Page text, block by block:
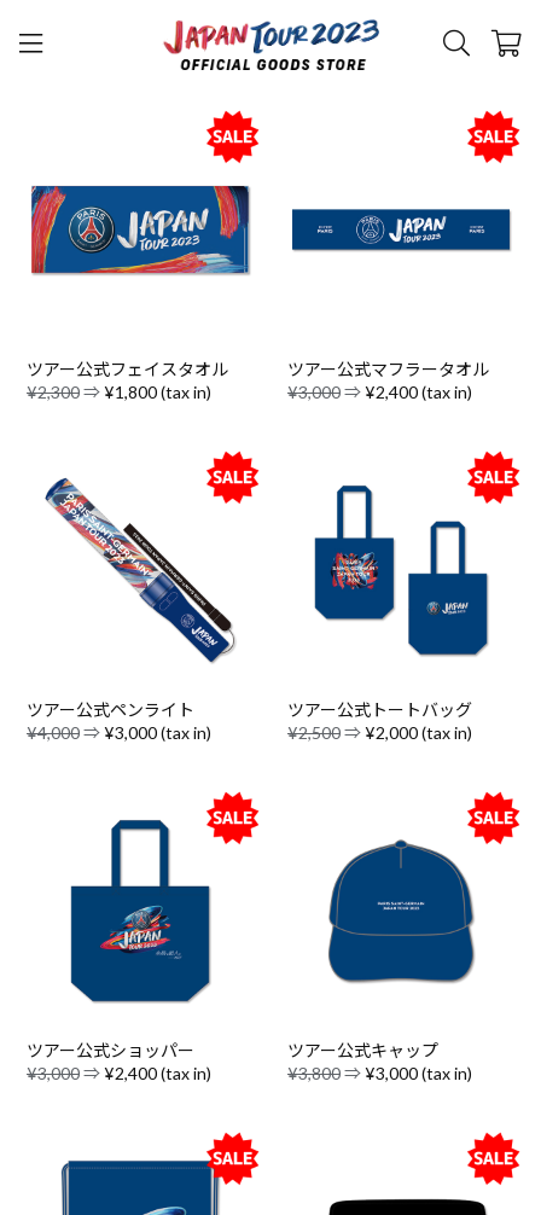
ツアー公式フェイスタオル
¥2,300⇒¥1,800 (tax in)
ツアー公式マフラータオル
¥3,000⇒¥2,400 (tax in)
ツアー公式ペンライト
¥4,000⇒¥3,000 (tax in)
ツアー公式トートバッグ
¥2,500⇒¥2,000 (tax in)
ツアー公式ショッパー
¥3,000⇒¥2,400 (tax in)
ツアー公式キャップ
¥3,800⇒¥3,000 (tax in)